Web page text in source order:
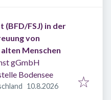
(BFD/FSJ) in der
von
Menschen
gGmbH
Bodensee
Veröffentlicht
10.8.2026